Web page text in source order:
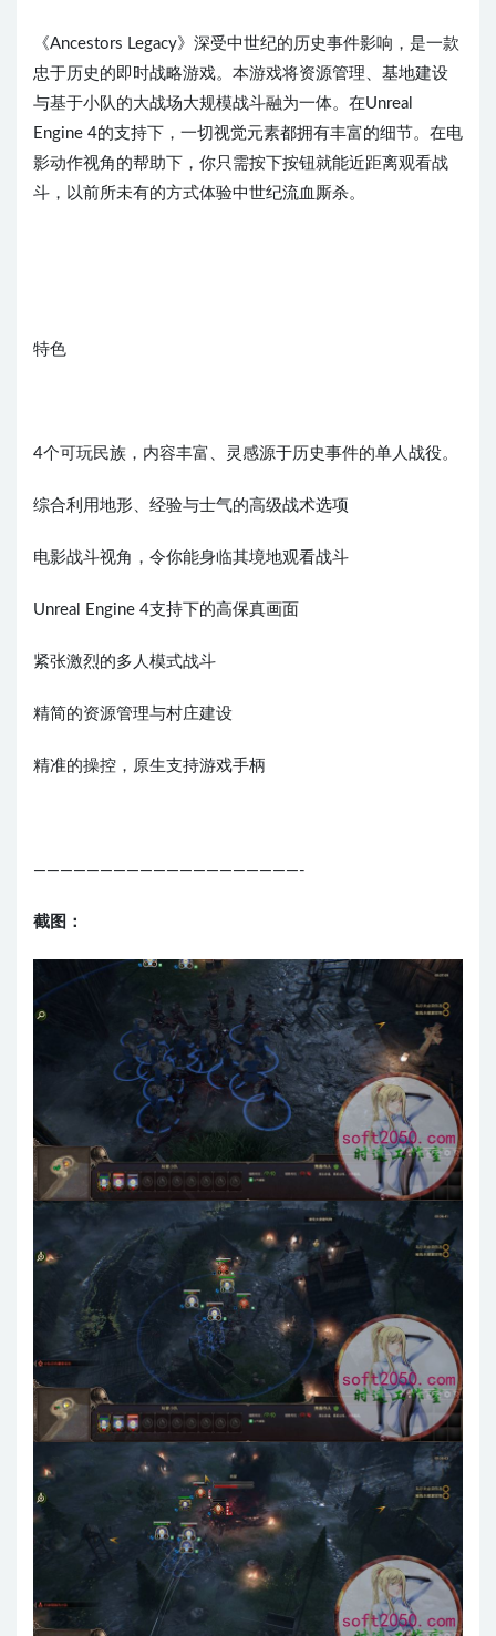
《Ancestors Legacy》深受中世纪的历史事件影响，是一款
忠于历史的即时战略游戏。本游戏将资源管理、基地建设
与基于小队的大战场大规模战斗融为一体。在Unreal
Engine 4的支持下，一切视觉元素都拥有丰富的细节。在电
影动作视角的帮助下，你只需按下按钮就能近距离观看战
斗，以前所未有的方式体验中世纪流血厮杀。
特色
4个可玩民族，内容丰富、灵感源于历史事件的单人战役。
综合利用地形、经验与士气的高级战术选项
电影战斗视角，令你能身临其境地观看战斗
Unreal Engine 4支持下的高保真画面
紧张激烈的多人模式战斗
精简的资源管理与村庄建设
精准的操控，原生支持游戏手柄
————————————————————-
截图：